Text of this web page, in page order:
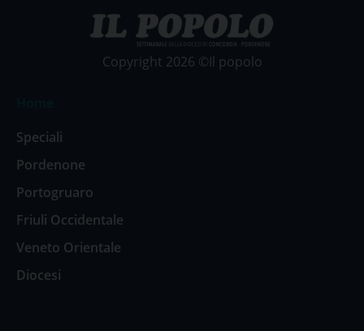
Copyright 2026 ©Il popolo
Speciali
Pordenone
Portogruaro
Friuli Occidentale
Veneto Orientale
Diocesi